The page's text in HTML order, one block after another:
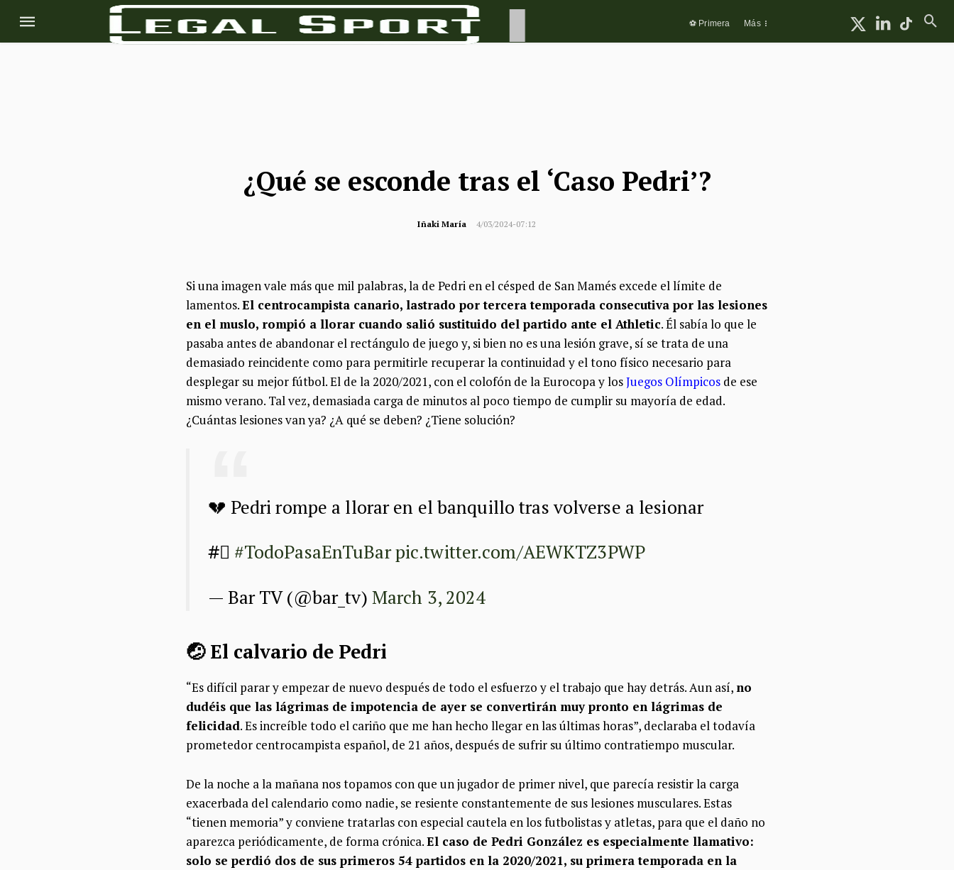
⚽ Primera Más
¿Qué se esconde tras el ‘Caso Pedri’?
Iñaki María 4/03/2024-07:12
Si una imagen vale más que mil palabras, la de Pedri en el césped de San Mamés excede el límite de
lamentos.El centrocampista canario, lastrado por tercera temporada consecutiva por las lesiones
en el muslo, rompió a llorar cuando salió sustituido del partido ante el Athletic. Él sabía lo que le
pasaba antes de abandonar el rectángulo de juego y, si bien no es una lesión grave, sí se trata de una
demasiado reincidente como para permitirle recuperar la continuidad y el tono físico necesario para
desplegar su mejor fútbol. El de la 2020/2021, con el colofón de la Eurocopa y losJuegos Olímpicos de ese
mismo verano. Tal vez, demasiada carga de minutos al poco tiempo de cumplir su mayoría de edad.
¿Cuántas lesiones van ya? ¿A qué se deben? ¿Tiene solución?
💔 Pedri rompe a llorar en el banquillo tras volverse a lesionar
#⃣ #TodoPasaEnTuBarpic.twitter.com/AEWKTZ3PWP
— Bar TV (@bar_tv) March 3, 2024
🤕 El calvario de Pedri
“Es difícil parar y empezar de nuevo después de todo el esfuerzo y el trabajo que hay detrás. Aun así, no
dudéis que las lágrimas de impotencia de ayer se convertirán muy pronto en lágrimas de
felicidad. Es increíble todo el cariño que me han hecho llegar en las últimas horas”, declaraba el todavía
prometedor centrocampista español, de 21 años, después de sufrir su último contratiempo muscular.
De la noche a la mañana nos topamos con que un jugador de primer nivel, que parecía resistir la carga
exacerbada del calendario como nadie, se resiente constantemente de sus lesiones musculares. Estas
“tienen memoria” y conviene tratarlas con especial cautela en los futbolistas y atletas, para que el daño no
aparezca periódicamente, de forma crónica.El caso de Pedri González es especialmente llamativo:
solo se perdió dos de sus primeros 54 partidos en la 2020/2021, su primera temporada en la